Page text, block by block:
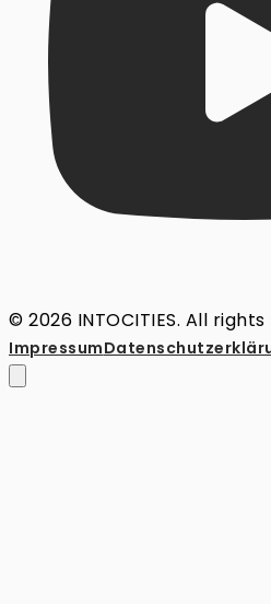
© 2026 INTOCITIES. All
Impressum